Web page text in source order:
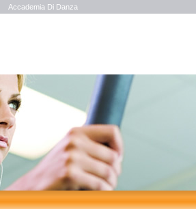
Accademia Di Danza